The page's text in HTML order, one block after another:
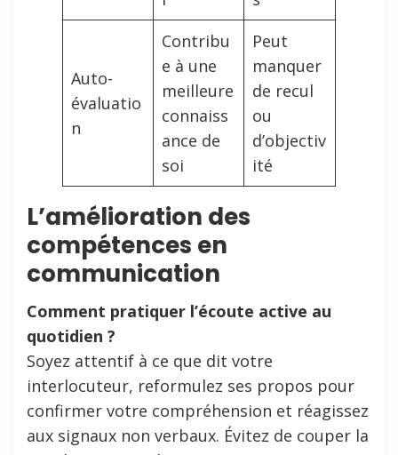
Auto-
évaluatio
n
Contribu
e à une
meilleure
connaiss
ance de
soi
Peut
manquer
de recul
ou
d’objectiv
ité
L’amélioration des
compétences en
communication
Comment pratiquer l’écoute active au
quotidien ?
Soyez attentif à ce que dit votre
interlocuteur, reformulez ses propos pour
confirmer votre compréhension et réagissez
aux signaux non verbaux. Évitez de couper la